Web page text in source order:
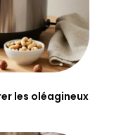
les oléagineux